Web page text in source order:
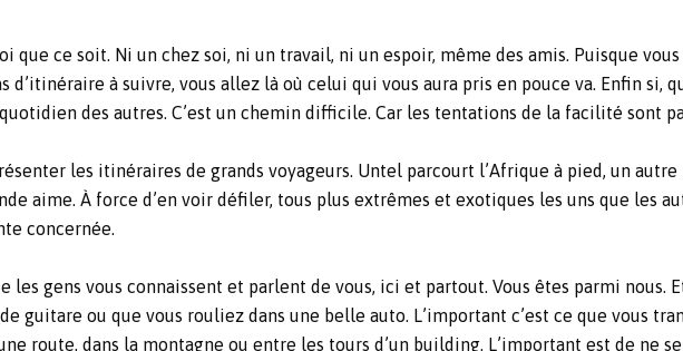
que ce soit. Ni un chez soi, ni un travail, ni un espoir, même des amis. Puisque
d’itinéraire à suivre, vous allez là où celui qui vous aura pris en pouce va. Enfin si,
des autres. C’est un chemin difficile. Car les tentations de la facilité sont
les itinéraires de grands voyageurs. Untel parcourt l’Afrique à pied, un autre
aime. À force d’en voir défiler, tous plus extrêmes et exotiques les uns que les
concernée.
les gens vous connaissent et parlent de vous, ici et partout. Vous êtes parmi nous.
guitare ou que vous rouliez dans une belle auto. L’important c’est ce que vous
route, dans la montagne ou entre les tours d’un building. L’important est de ne